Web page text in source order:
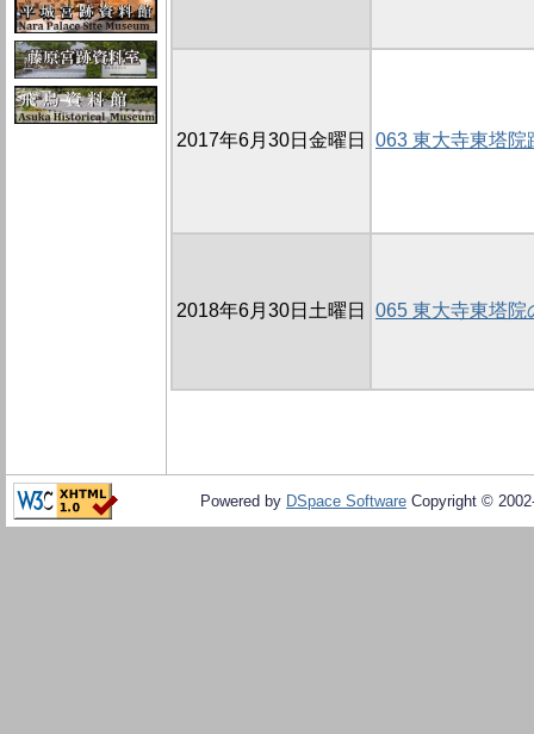
2017年6月30日金曜日 063 東大寺東塔院
2018年6月30日土曜日 065 東大寺東塔院
Powered by DSpace Software Copyright ©